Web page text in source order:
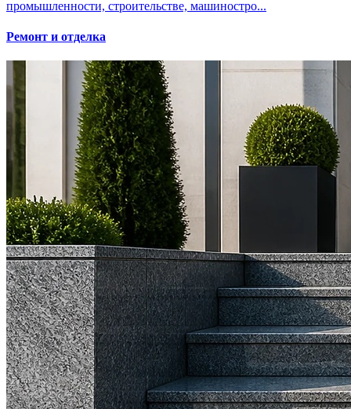
промышленности, строительстве, машиностро...
Ремонт и отделка